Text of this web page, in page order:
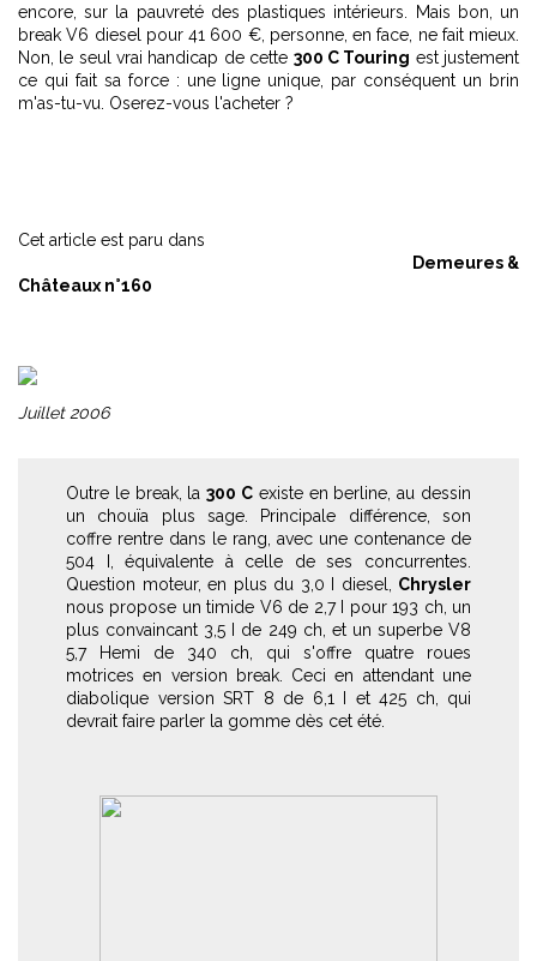
encore, sur la pauvreté des plastiques intérieurs. Mais bon, un
break V6 diesel pour 41 600 €, personne, en face, ne fait mieux.
Non, le seul vrai handicap de cette 300 C Touring est justement
ce qui fait sa force : une ligne unique, par conséquent un brin
m'as-tu-vu. Oserez-vous l'acheter ?
Cet article est paru dans
Demeures &
Châteaux n°160
Juillet 2006
Outre le break, la300 C existe en berline, au dessin
un chouïa plus sage. Principale différence, son
coffre rentre dans le rang, avec une contenance de
504 I, équivalente à celle de ses concurrentes.
Question moteur, en plus du 3,0 I diesel, Chrysler
nous propose un timide V6 de 2,7 I pour 193 ch, un
plus convaincant 3,5 I de 249 ch, et un superbe V8
5,7 Hemi de 340 ch, qui s'offre quatre roues
motrices en version break. Ceci en attendant une
diabolique version SRT 8 de 6,1 I et 425 ch, qui
devrait faire parler la gomme dès cet été.